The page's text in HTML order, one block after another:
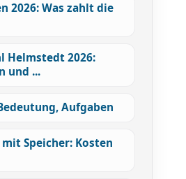
2026: Was zahlt die
Helmstedt 2026:
und ...
Aufgaben
Speicher: Kosten